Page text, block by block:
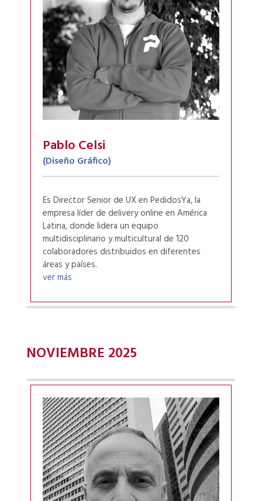
Pablo Celsi
(Diseño Gráfico)
Es Director Senior de UX en PedidosYa, la
empresa líder de delivery online en América
Latina, donde lidera un equipo
multidisciplinario y multicultural de 120
colaboradores distribuidos en diferentes
áreas y países.
ver más
NOVIEMBRE 2025